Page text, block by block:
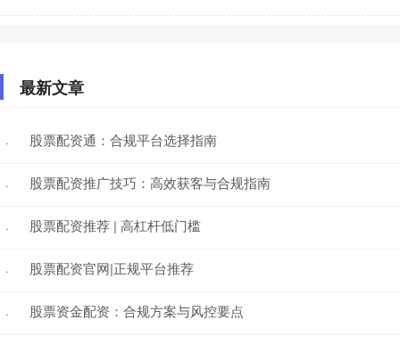
最新文章
· 股票配资通：合规平台选择指南
· 股票配资推广技巧：高效获客与合规指南
· 股票配资推荐 | 高杠杆低门槛
· 股票配资官网|正规平台推荐
· 股票资金配资：合规方案与风控要点